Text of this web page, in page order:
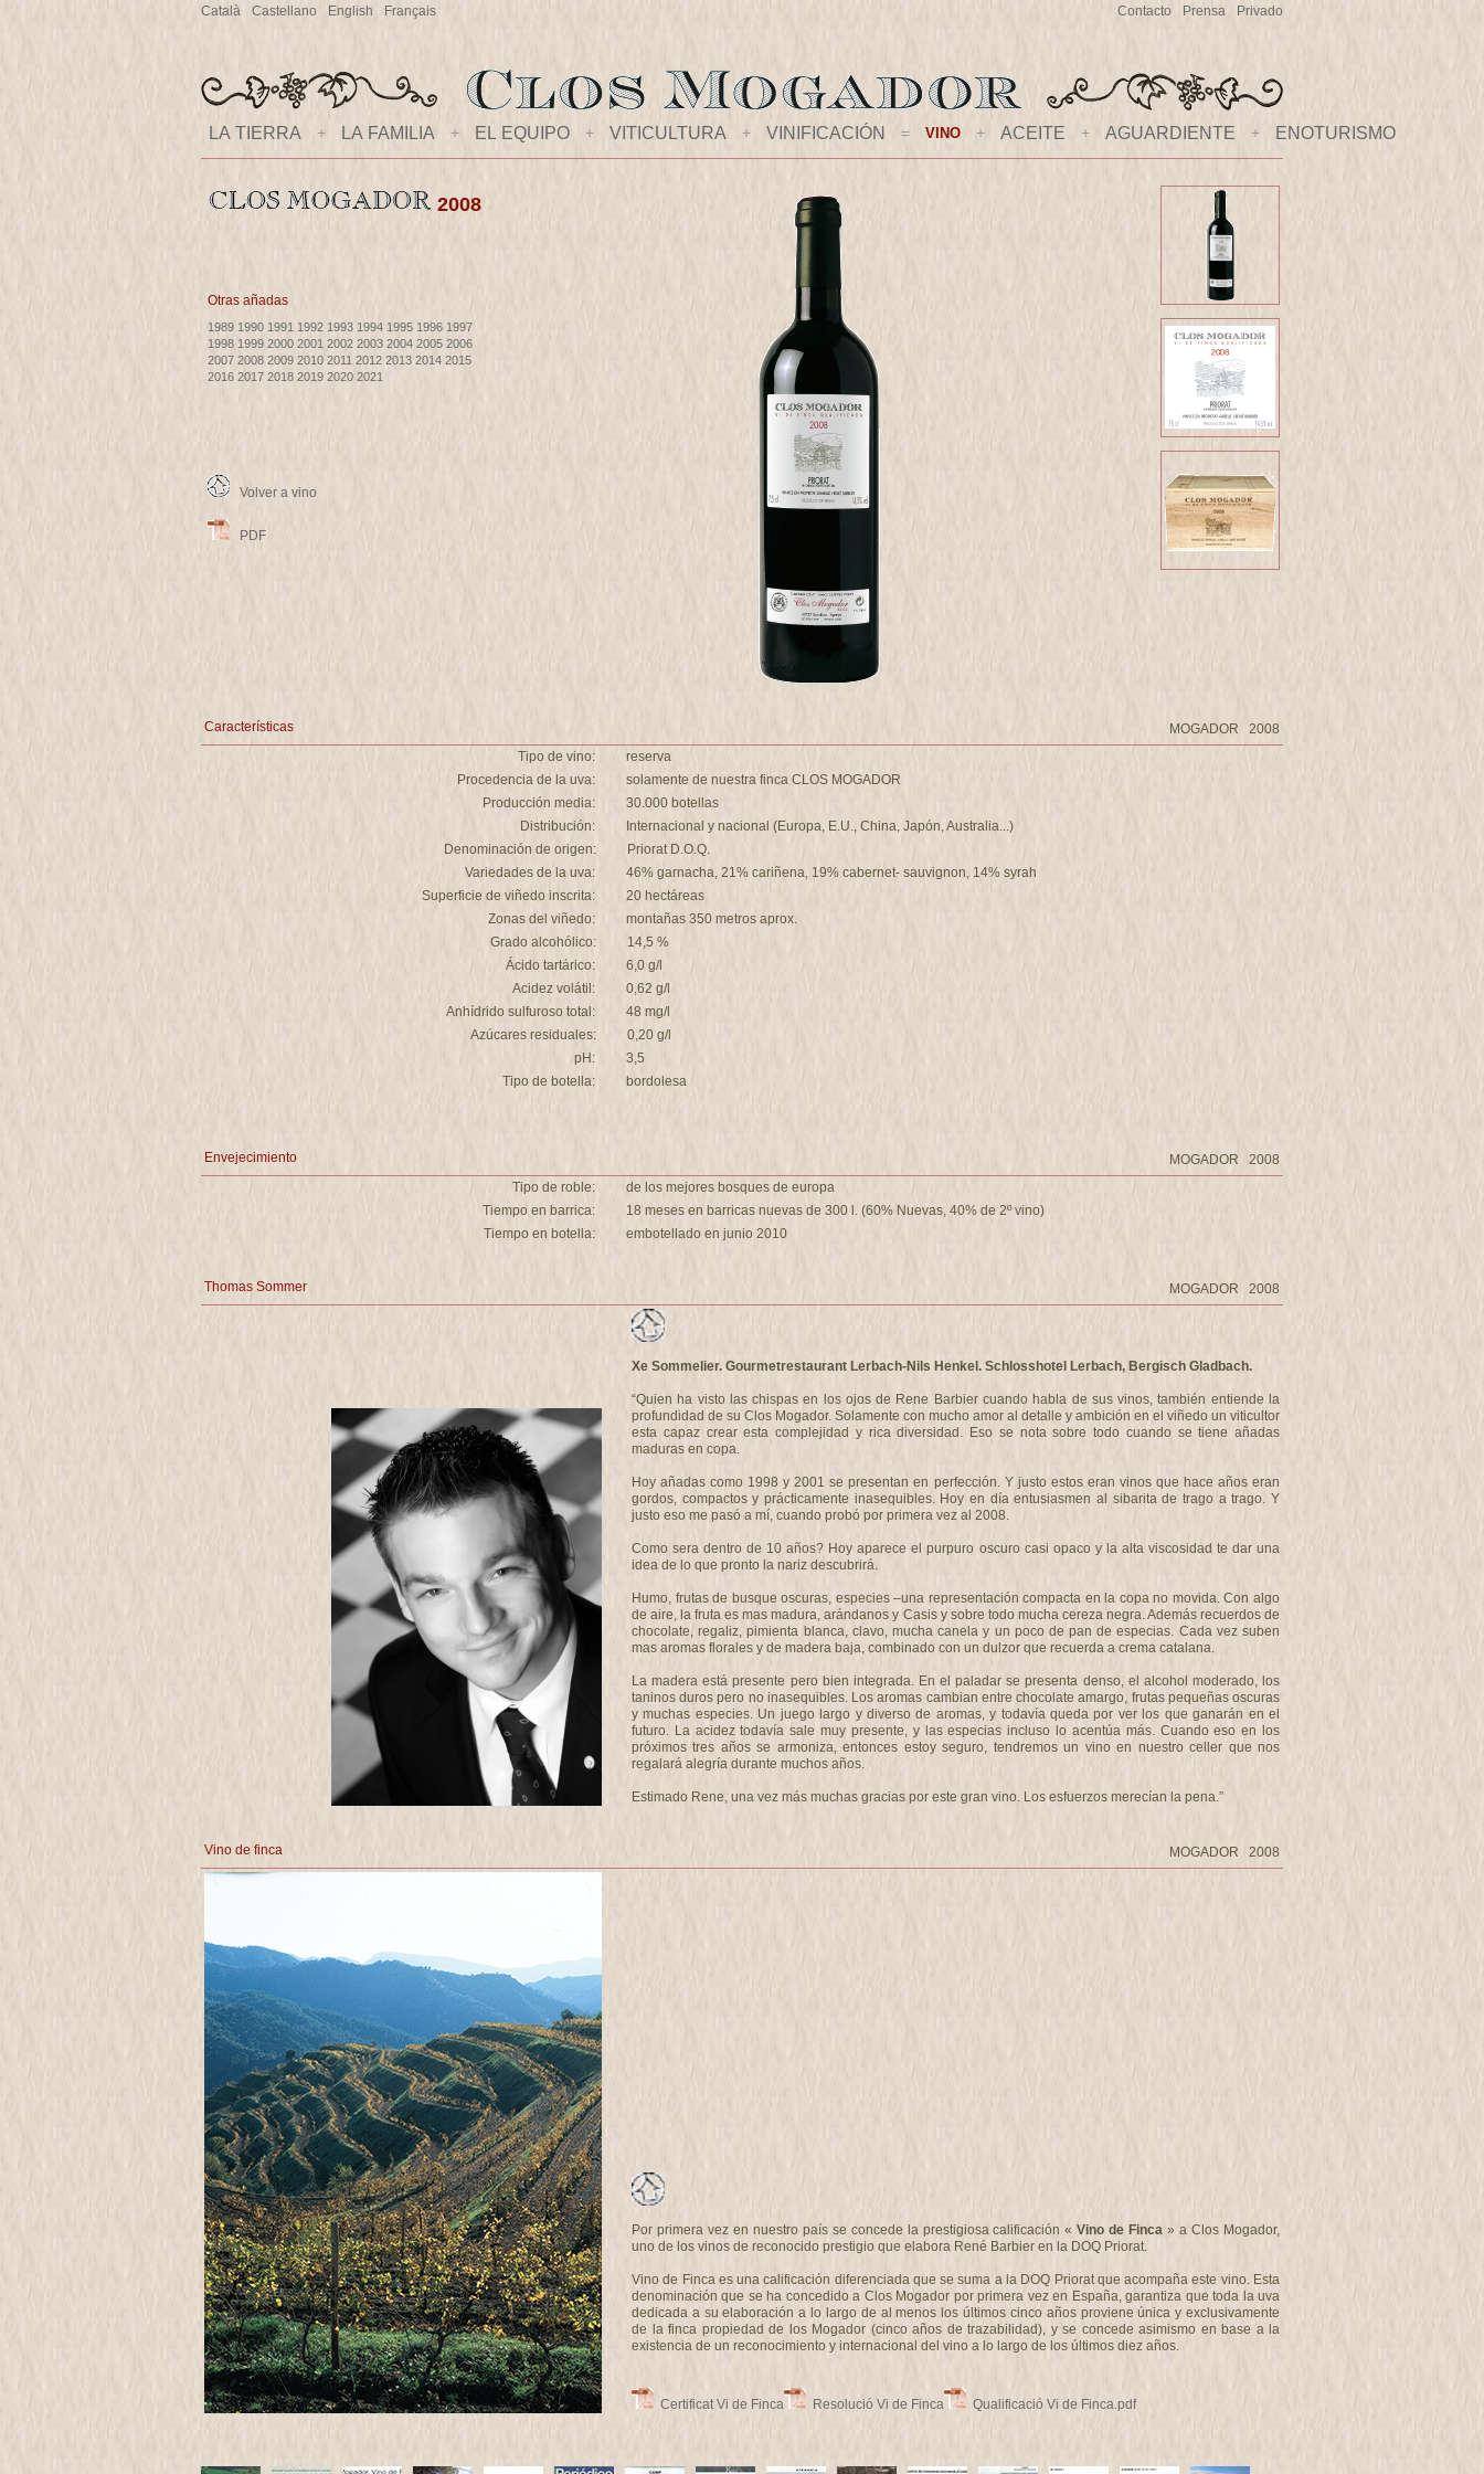
Català Castellano English Français Privado
Prensa
Contacto
LA TIERRA + LA FAMILIA + EL EQUIPO + VITICULTURA + VINIFICACIÓN = VINO + ACEITE + AGUARDIENTE + ENOTURISMO
2008
Otras añadas
1989 1990 1991 1992 1993 1994 1995 1996 1997
1998 1999 2000 2001 2002 2003 2004 2005 2006
2007 2008 2009 2010 2011 2012 2013 2014 2015
2016 2017 2018 2019 2020 2021
Volver a vino
PDF
Características
MOGADOR 2008
Tipo de vino:
reserva
Procedencia de la uva:
solamente de nuestra finca CLOS MOGADOR
Producción media:
30.000 botellas
Distribución:
Internacional y nacional (Europa, E.U., China, Japón, Australia...)
Denominación de origen:
Priorat D.O.Q.
Variedades de la uva:
46% garnacha, 21% cariñena, 19% cabernet- sauvignon, 14% syrah
Superficie de viñedo inscrita:
20 hectáreas
Zonas del viñedo:
montañas 350 metros aprox.
Grado alcohólico:
14,5 %
Ácido tartárico:
6,0 g/l
Acidez volátil:
0,62 g/l
Anhídrido sulfuroso total:
48 mg/l
Azúcares residuales:
0,20 g/l
pH:
3,5
Tipo de botella:
bordolesa
Envejecimiento
MOGADOR 2008
Tipo de roble:
de los mejores bosques de europa
Tiempo en barrica:
18 meses en barricas nuevas de 300 l. (60% Nuevas, 40% de 2º vino)
Tiempo en botella:
embotellado en junio 2010
Thomas Sommer MOGADOR 2008
Xe Sommelier. Gourmetrestaurant Lerbach-Nils Henkel. Schlosshotel Lerbach, Bergisch Gladbach.
“Quien ha visto las chispas en los ojos de Rene Barbier cuando habla de sus vinos, también entiende la
profundidad de su Clos Mogador. Solamente con mucho amor al detalle y ambición en el viñedo un viticultor
esta capaz crear esta complejidad y rica diversidad. Eso se nota sobre todo cuando se tiene añadas
maduras en copa.
Hoy añadas como 1998 y 2001 se presentan en perfección. Y justo estos eran vinos que hace años eran
gordos, compactos y prácticamente inasequibles. Hoy en día entusiasmen al sibarita de trago a trago. Y
justo eso me pasó a mí, cuando probó por primera vez al 2008.
Como sera dentro de 10 años? Hoy aparece el purpuro oscuro casi opaco y la alta viscosidad te dar una
idea de lo que pronto la nariz descubrirá.
Humo, frutas de busque oscuras, especies –una representación compacta en la copa no movida. Con algo
de aire, la fruta es mas madura, arándanos y Casis y sobre todo mucha cereza negra. Además recuerdos de
chocolate, regaliz, pimienta blanca, clavo, mucha canela y un poco de pan de especias. Cada vez suben
mas aromas florales y de madera baja, combinado con un dulzor que recuerda a crema catalana.
La madera está presente pero bien integrada. En el paladar se presenta denso, el alcohol moderado, los
taninos duros pero no inasequibles. Los aromas cambian entre chocolate amargo, frutas pequeñas oscuras
y muchas especies. Un juego largo y diverso de aromas, y todavía queda por ver los que ganarán en el
futuro. La acidez todavía sale muy presente, y las especias incluso lo acentúa más. Cuando eso en los
próximos tres años se armoniza, entonces estoy seguro, tendremos un vino en nuestro celler que nos
regalará alegría durante muchos años.
Estimado Rene, una vez más muchas gracias por este gran vino. Los esfuerzos merecían la pena.”
Vino de finca MOGADOR 2008
Por primera vez en nuestro país se concede la prestigiosa calificación « Vino de Finca» a Clos Mogador,
uno de los vinos de reconocido prestigio que elabora René Barbier en la DOQ Priorat.
Vino de Finca es una calificación diferenciada que se suma a la DOQ Priorat que acompaña este vino. Esta
denominación que se ha concedido a Clos Mogador por primera vez en España, garantiza que toda la uva
dedicada a su elaboración a lo largo de al menos los últimos cinco años proviene única y exclusivamente
de la finca propiedad de los Mogador (cinco años de trazabilidad), y se concede asimismo en base a la
existencia de un reconocimiento y internacional del vino a lo largo de los últimos diez años.
Certificat Vi de Finca Resolució Vi de Finca Qualificació Vi de Finca.pdf